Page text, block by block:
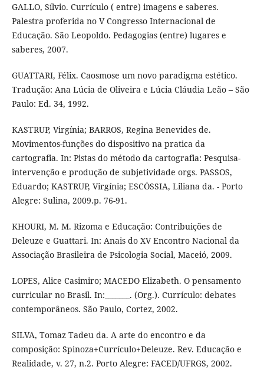
GALLO, Sílvio. Currículo ( entre) imagens e saberes.
Palestra proferida no V Congresso Internacional de
Educação. São Leopoldo. Pedagogias (entre) lugares e
saberes, 2007.
GUATTARI, Félix. Caosmose um novo paradigma estético.
Tradução: Ana Lúcia de Oliveira e Lúcia Cláudia Leão – São
Paulo: Ed. 34, 1992.
KASTRUP, Virgínia; BARROS, Regina Benevides de.
Movimentos-funções do dispositivo na pratica da
cartografia. In: Pistas do método da cartografia: Pesquisa-
intervenção e produção de subjetividade orgs. PASSOS,
Eduardo; KASTRUP, Virgínia; ESCÓSSIA, Liliana da. - Porto
Alegre: Sulina, 2009.p. 76-91.
KHOURI, M. M. Rizoma e Educação: Contribuições de
Deleuze e Guattari. In: Anais do XV Encontro Nacional da
Associação Brasileira de Psicologia Social, Maceió, 2009.
LOPES, Alice Casimiro; MACEDO Elizabeth. O pensamento
curricular no Brasil. In:_______. (Org.). Currículo: debates
contemporâneos. São Paulo, Cortez, 2002.
SILVA, Tomaz Tadeu da. A arte do encontro e da
composição: Spinoza+Currículo+Deleuze. Rev. Educação e
Realidade, v. 27, n.2. Porto Alegre: FACED/UFRGS, 2002.